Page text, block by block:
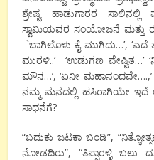
ಶ್ರೇಷ್ಟ ಹಾಡುಗಾರರ
ಸ್ವಾಮಿಯವರ ಸಂಯೋಜನೆ ಮತ್ತು
`ಬಾಗಿಲೊಳು ಕೈ ಮುಗಿದು…’,
ಮುರಳಿ..’ ‘ಉಡುಗಣ ವೇಷ್ಟಿತ…’
ಮೌನ…’, ‘ಏನೀ
ನಮ್ಮ ಮನದಲ್ಲಿ ಹಸಿರಾಗಿಯೇ ಇದೆ
ಸಾಧನೆಗೆ?
“ಬದುಕು ಜಟಕಾ ಬಂಡಿ”,
ನೋಡದಿರು”, “ತಿಪ್ಪಾರಳ್ಳಿ ಬಲು